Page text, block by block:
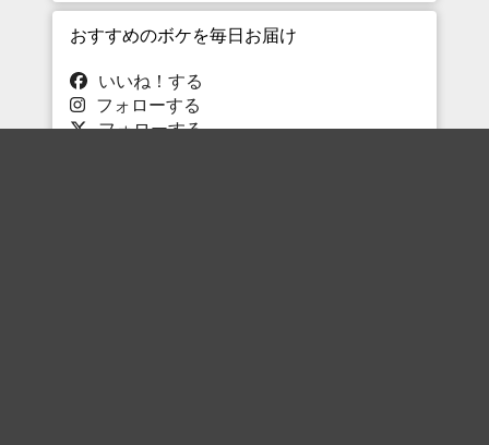
おすすめのボケを毎日お届け
いいね！する
フォローする
フォローする